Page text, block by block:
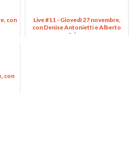
con
Live #11 - Giovedì 27 novembre,
con Denise Antonietti e Alberto
Odone
con